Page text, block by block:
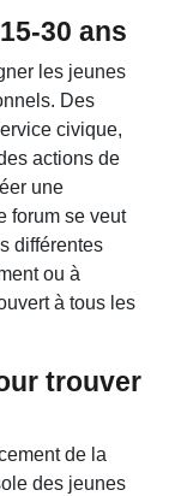
30 ans
les jeunes
Des
civique,
actions de
une
forum se veut
différentes
ou à
à tous les
trouver
de la
des jeunes